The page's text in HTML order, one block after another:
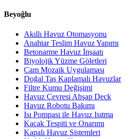
Beyoğlu
Akıllı Havuz Otomasyonu
Anahtar Teslim Havuz Yapımı
Betonarme Havuz İnşaatı
Biyolojik Yüzme Göletleri
Cam Mozaik Uygulaması
Doğal Taş Kaplamalı Havuzlar
Filtre Kumu Değişimi
Havuz Çevresi Ahşap Deck
Havuz Robotu Bakımı
Isı Pompası ile Havuz Isıtma
Kaçak Tespiti ve Onarımı
Kapalı Havuz Sistemleri